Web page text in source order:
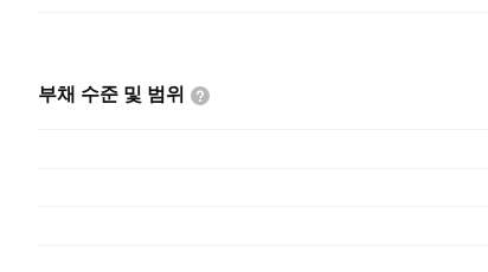
부채 수준 및 범위